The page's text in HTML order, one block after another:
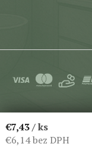
€7,43/ ks
€6,14 bez DPH